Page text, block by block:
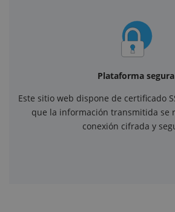
Plataforma segura
Este sitio web dispone de certificado
que la información transmitida se
conexión cifrada y